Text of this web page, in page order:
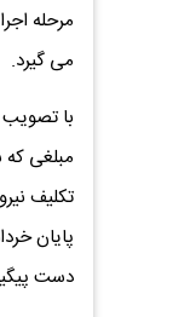
مرحله
می گیرد.
با تصویب
مبلغی
تکلیف
پایان
دست